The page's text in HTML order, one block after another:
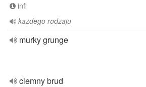
infl
każdego rodzaju
murky grunge
ciemny brud